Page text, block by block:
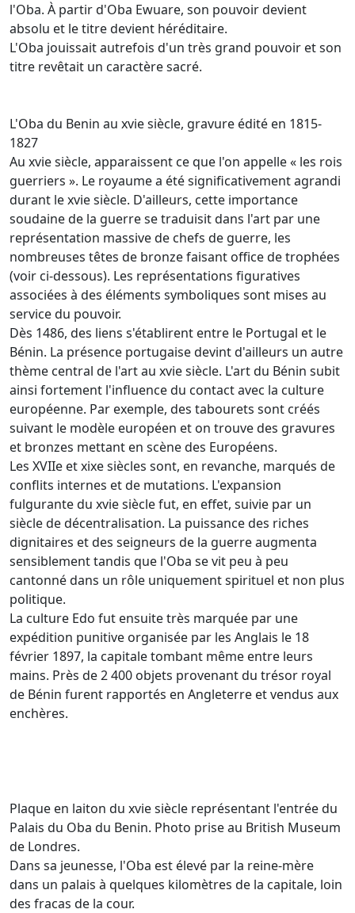
l'Oba. À partir d'Oba Ewuare, son pouvoir devient
absolu et le titre devient héréditaire.
L'Oba jouissait autrefois d'un très grand pouvoir et son
titre revêtait un caractère sacré.
L'Oba du Benin au xvie siècle, gravure édité en 1815-
1827
Au xvie siècle, apparaissent ce que l'on appelle « les rois
guerriers ». Le royaume a été significativement agrandi
durant le xvie siècle. D'ailleurs, cette importance
soudaine de la guerre se traduisit dans l'art par une
représentation massive de chefs de guerre, les
nombreuses têtes de bronze faisant office de trophées
(voir ci-dessous). Les représentations figuratives
associées à des éléments symboliques sont mises au
service du pouvoir.
Dès 1486, des liens s'établirent entre le Portugal et le
Bénin. La présence portugaise devint d'ailleurs un autre
thème central de l'art au xvie siècle. L'art du Bénin subit
ainsi fortement l'influence du contact avec la culture
européenne. Par exemple, des tabourets sont créés
suivant le modèle européen et on trouve des gravures
et bronzes mettant en scène des Européens.
Les XVIIe et xixe siècles sont, en revanche, marqués de
conflits internes et de mutations. L'expansion
fulgurante du xvie siècle fut, en effet, suivie par un
siècle de décentralisation. La puissance des riches
dignitaires et des seigneurs de la guerre augmenta
sensiblement tandis que l'Oba se vit peu à peu
cantonné dans un rôle uniquement spirituel et non plus
politique.
La culture Edo fut ensuite très marquée par une
expédition punitive organisée par les Anglais le 18
février 1897, la capitale tombant même entre leurs
mains. Près de 2 400 objets provenant du trésor royal
de Bénin furent rapportés en Angleterre et vendus aux
enchères.
Plaque en laiton du xvie siècle représentant l'entrée du
Palais du Oba du Benin. Photo prise au British Museum
de Londres.
Dans sa jeunesse, l'Oba est élevé par la reine-mère
dans un palais à quelques kilomètres de la capitale, loin
des fracas de la cour.